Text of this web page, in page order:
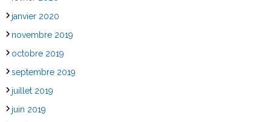
janvier 2020
novembre 2019
octobre 2019
septembre 2019
juillet 2019
juin 2019